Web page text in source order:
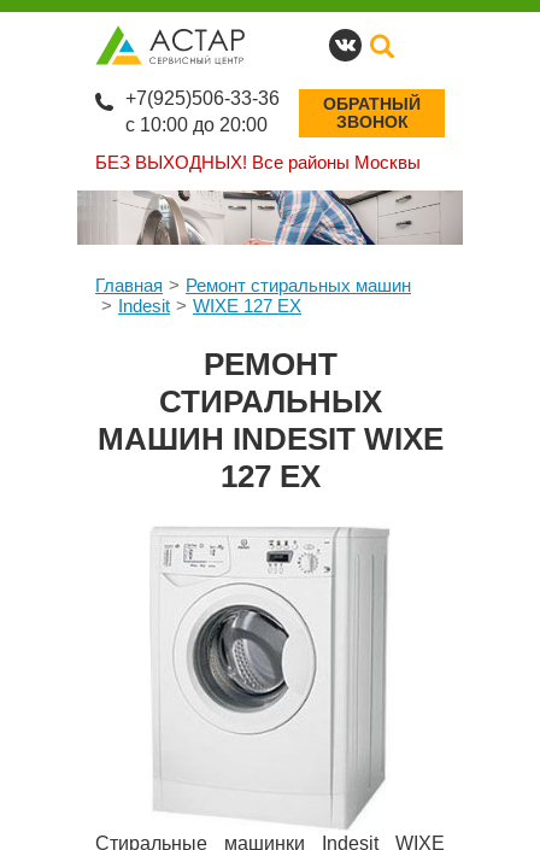
БЕЗ ВЫХОДНЫХ! Все районы Москвы
+7(925)506-33-36
с 10:00 до 20:00
ОБРАТНЫЙ
ЗВОНОК
Главная
Ремонт стиральных машин
Indesit
WIXE 127 EX
РЕМОНТ
СТИРАЛЬНЫХ
МАШИН INDESIT WIXE
127 EX
Стиральные машинки Indesit WIXE